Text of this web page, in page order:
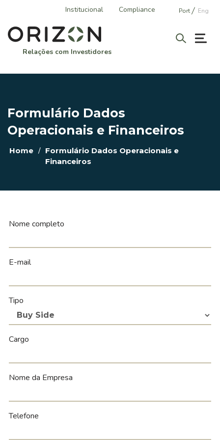
Relações com Investidores
Institucional Compliance Port Eng
A ORIZON
História
Vantagens Competitivas
Administração, Conselhos e Comitês
Estatuto e Políticas
SUSTENTABILIDADE
Relatório Anual de Sustentabilidade
INFORMAÇÕES FINANCEIRAS
Central de Resultados
Formulário Dados
Operacionais e Financeiros
Home / Formulário Dados Operacionais e
Financeiros
Nome completo
E-mail
Tipo
Cargo
Nome da Empresa
Telefone